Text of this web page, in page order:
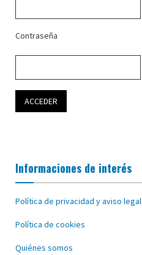
Contraseña
Informaciones de interés
Política de privacidad y aviso legal
Política de cookies
Quiénes somos